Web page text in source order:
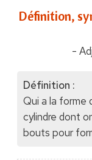
Définition,
-
Définition :
Qui a la forme
cylindre dont
bouts pour